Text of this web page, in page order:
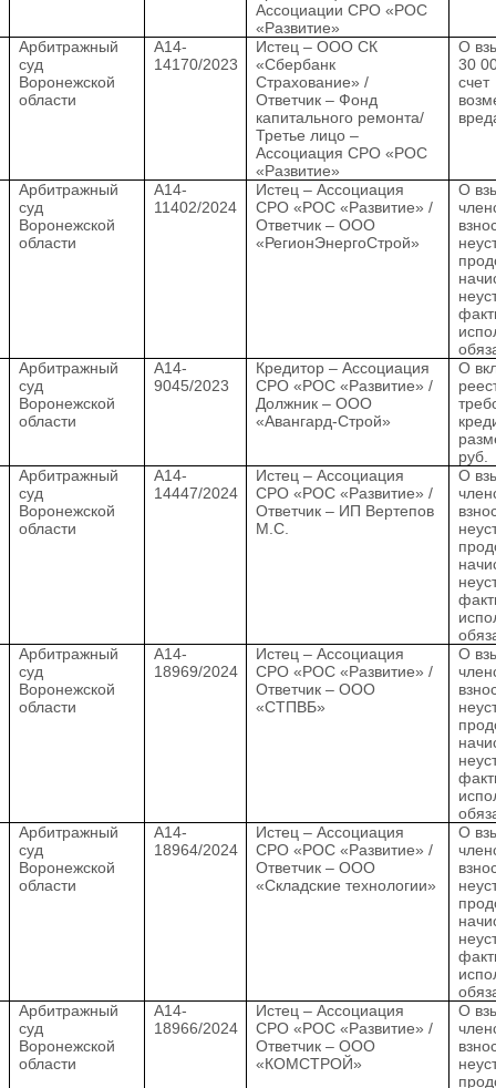
Ассоциации СРО «РОС
«Развитие»
Арбитражный
суд
Воронежской
области
А14-
14170/2023
Истец – ООО СК
«Сбербанк
Страхование» /
Ответчик – Фонд
капитального ремонта/
Третье лицо –
Ассоциация СРО «РОС
«Развитие»
О
30
счет
Арбитражный
суд
Воронежской
области
А14-
11402/2024
Истец – Ассоциация
СРО «РОС «Развитие» /
Ответчик – ООО
«РегионЭнергоСтрой»
О
Арбитражный
суд
Воронежской
области
А14-
9045/2023
Кредитор – Ассоциация
СРО «РОС «Развитие» /
Должник – ООО
«Авангард-Строй»
О
руб.
Арбитражный
суд
Воронежской
области
А14-
14447/2024
Истец – Ассоциация
СРО «РОС «Развитие» /
Ответчик – ИП Вертепов
М.С.
О
Арбитражный
суд
Воронежской
области
А14-
18969/2024
Истец – Ассоциация
СРО «РОС «Развитие» /
Ответчик – ООО
«СТПВБ»
О
Арбитражный
суд
Воронежской
области
А14-
18964/2024
Истец – Ассоциация
СРО «РОС «Развитие» /
Ответчик – ООО
«Складские технологии»
О
Арбитражный
суд
Воронежской
области
А14-
18966/2024
Истец – Ассоциация
СРО «РОС «Развитие» /
Ответчик – ООО
«КОМСТРОЙ»
О